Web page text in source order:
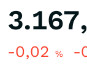
-0,02 % -